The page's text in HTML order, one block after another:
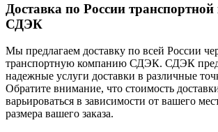
Доставка по России
СДЭК
Мы предлагаем доставку по всей России
транспортную компанию СДЭК. СДЭК
надежные услуги доставки в различные
Обратите внимание, что стоимость
варьироваться в зависимости от вашего
размера вашего заказа.